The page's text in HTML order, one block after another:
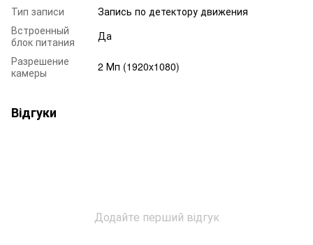
Тип записи
Запись по детектору движения
Встроенный
блок питания
Да
Разрешение
камеры
2 Мп (1920x1080)
Відгуки
Додайте перший відгук